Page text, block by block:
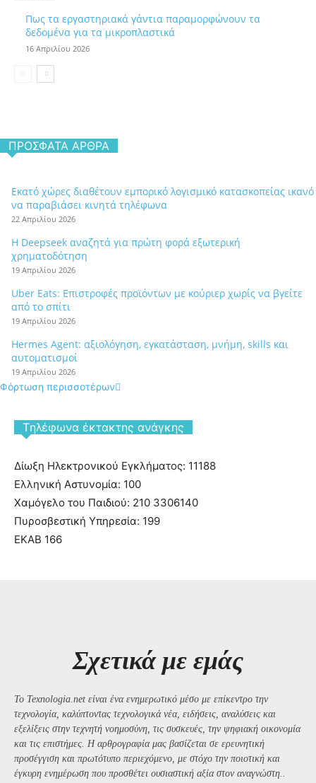
Πως τα εργαστηριακά γάντια παραμορφώνουν τα
δεδομένα για τα μικροπλαστικά
16 Απριλίου 2026
ΠΡΌΣΦΑΤΑ ΆΡΘΡΑ
Εκατό χώρες διαθέτουν εμπορικό λογισμικό κατασκοπείας ικανό
να παραβιάσει κινητά τηλέφωνα
22 Απριλίου 2026
Η Deepseek αναζητά για πρώτη φορά εξωτερική
χρηματοδότηση
19 Απριλίου 2026
Uber Eats: Επιστροφές προϊόντων με κούριερ χωρίς να βγείτε
από το σπίτι
19 Απριλίου 2026
Hermes Agent: αξιολόγηση, εγκατάσταση, μνήμη, skills και
αυτοματισμοί
19 Απριλίου 2026
Φόρτωση περισσοτέρων
Tηλέφωνα έκτακτης ανάγκης
Δίωξη Ηλεκτρονικού Εγκλήματος: 11188
Ελληνική Αστυνομία: 100
Χαμόγελο του Παιδιού: 210 3306140
Πυροσβεστική Υπηρεσία: 199
ΕΚΑΒ 166
Σχετικά με εμάς
Το Texnologia.net είναι ένα ενημερωτικό μέσο με επίκεντρο την
τεχνολογία, καλύπτοντας τεχνολογικά νέα, ειδήσεις, αναλύσεις και
εξελίξεις στην τεχνητή νοημοσύνη, τις συσκευές, την ψηφιακή οικονομία
και τις επιστήμες. Η αρθρογραφία μας βασίζεται σε ερευνητική
προσέγγιση και πρωτότυπο περιεχόμενο, με στόχο την ποιοτική και
έγκυρη ενημέρωση που προσθέτει ουσιαστική αξία στον αναγνώστη..